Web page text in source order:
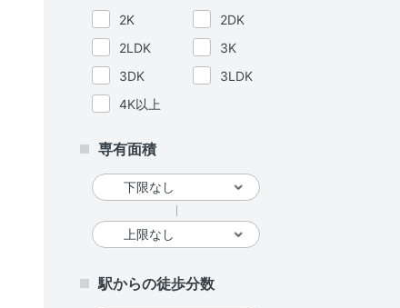
2K
2DK
2LDK
3K
3DK
3LDK
4K以上
専有面積
駅からの徒歩分数